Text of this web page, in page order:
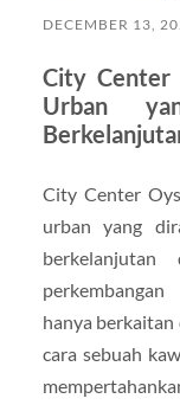
DECEMBER 13,
City Center
Urban
City Center
urban yang
hanya berkaitan
cara sebuah